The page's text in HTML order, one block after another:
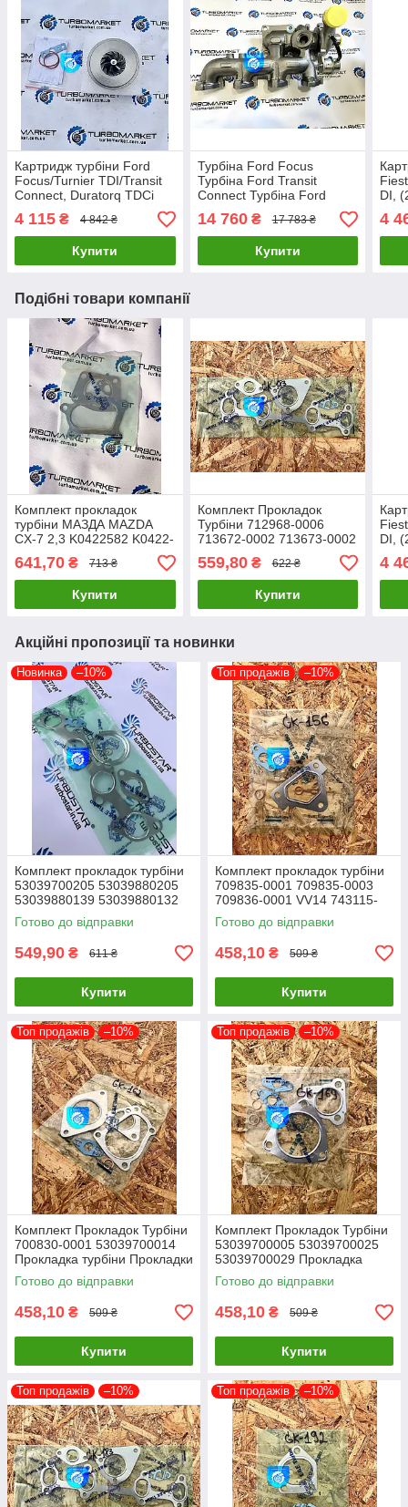
Картридж турбіни Ford
Focus/Turnier TDI/Transit
Connect, Duratorq TDCi
706499-0002 706499-
0004 706499-0001
4 115 ₴ 4 842 ₴
Купити
Турбіна Ford Focus
Турбіна Ford Transit
Connect Турбіна Ford
Tourneo 1.8 TD 706499-
0004 802419-6 802419-
0010
14 760₴ 17 783 ₴
Купити
DI,
55/
4
Подібні товари компанії
Комплект прокладок
турбіни МАЗДА MAZDA
CX-7 2,3 K0422582 K0422-
582D L33L13700F
641,70 ₴ 713 ₴
Купити
Комплект Прокладок
Турбіни 712968-0006
713672-0002 713673-0002
716213-0001 716860-0002
Прокладка турбіни
559,80₴ 622 ₴
Купити
DI,
4
Акційні пропозиції та новинки
Новинка –10%
Комплект прокладок турбіни
53039700205 53039880205
53039880139 53039880132
Прокладка турбіни
Готово до відправки
549,90 ₴ 611 ₴
Купити
Топ продажів –10%
Комплект прокладок турбіни
709835-0001 709835-0003
709836-0001 VV14 743115-
0001 711006-0001 Прокладка
турбіни
Готово до відправки
458,10 ₴ 509 ₴
Купити
Топ продажів –10%
Комплект Прокладок Турбіни
700830-0001 53039700014
Прокладка турбіни Прокладки
для турбокомпресорів
Готово до відправки
458,10 ₴ 509 ₴
Купити
Топ продажів –10%
Комплект Прокладок Турбіни
53039700005 53039700025
53039700029 Прокладка
турбіни
Готово до відправки
458,10 ₴ 509 ₴
Купити
Топ продажів –10% Топ продажів –10%